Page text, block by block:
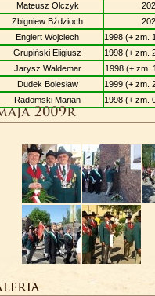
Mateusz Olczyk
Zbigniew Bździoch
Englert Wojciech
1998 (+ zm.
Grupiński Eligiusz
1998 (+ zm.
Jarysz Waldemar
1998 (+ zm.
Dudek Bolesław
1999 (+ zm.
Radomski Marian
1998 (+ zm.